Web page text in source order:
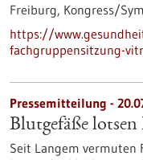
Freiburg, Kongress/
https://
fachgruppensitzung-
Pressemitteilung -
Blutgefäße
Seit Langem vermuten